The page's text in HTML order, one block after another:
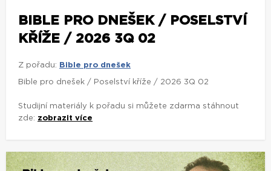
BIBLE PRO DNEŠEK / POSELSTVÍ
KŘÍŽE / 2026 3Q 02
Z pořadu: Bible pro dnešek
Bible pro dnešek / Poselství kříže / 2026 3Q 02
Studijní materiály k pořadu si můžete zdarma stáhnout
zde: zobrazit více